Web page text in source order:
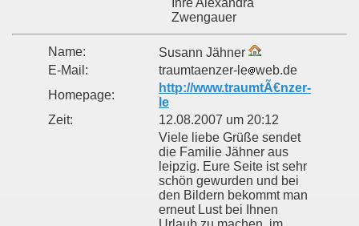
Ihre Alexandra
Zwengauer
Name:
Susann Jähner
E-Mail:
traumtaenzer-le web.de
Homepage:
http://www.traumtÃ€nzer-
le
Zeit:
12.08.2007 um 20:12
Viele liebe Grüße sendet
die Familie Jähner aus
leipzig. Eure Seite ist sehr
schön gewurden und bei
den Bildern bekommt man
erneut Lust bei Ihnen